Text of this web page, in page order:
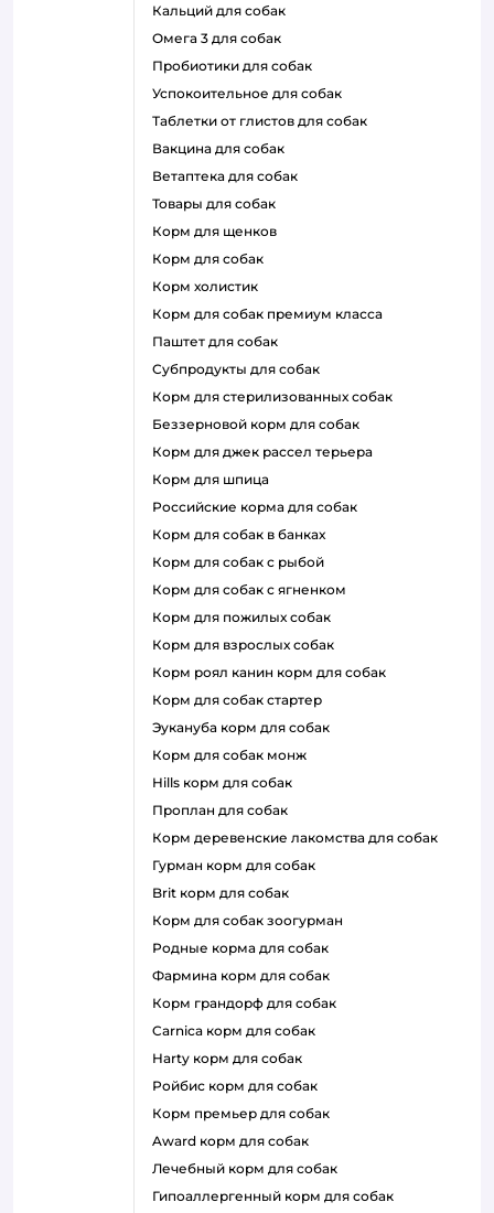
кальций для собак
омега 3 для собак
пробиотики для собак
успокоительное для собак
таблетки от глистов для собак
вакцина для собак
ветаптека для собак
товары для собак
корм для щенков
корм для собак
корм холистик
корм для собак премиум класса
паштет для собак
субпродукты для собак
корм для стерилизованных собак
беззерновой корм для собак
корм для джек рассел терьера
корм для шпица
российские корма для собак
корм для собак в банках
корм для собак с рыбой
корм для собак с ягненком
корм для пожилых собак
корм для взрослых собак
корм роял канин корм для собак
корм для собак стартер
эукануба корм для собак
корм для собак монж
hills корм для собак
проплан для собак
корм деревенские лакомства для собак
гурман корм для собак
brit корм для собак
корм для собак зоогурман
родные корма для собак
фармина корм для собак
корм грандорф для собак
carnica корм для собак
harty корм для собак
ройбис корм для собак
корм премьер для собак
award корм для собак
лечебный корм для собак
гипоаллергенный корм для собак